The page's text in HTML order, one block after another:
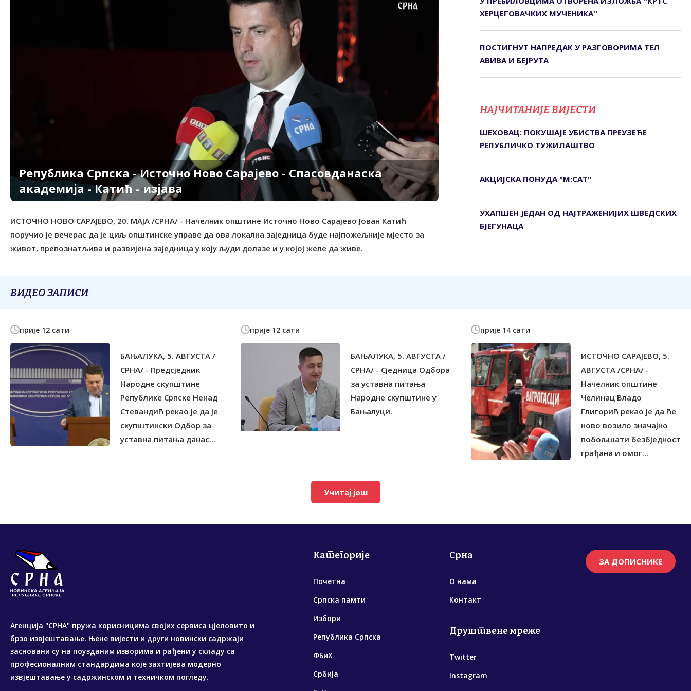
Република Српска - Источно Ново Сарајево - Спасовданаска
академија - Катић - изјава
ИСТОЧНО НОВО САРАЈЕВО, 20. МАЈА /СРНА/ - Начелник општине Источно Ново Сарајево Јован Катић
поручио је вечерас да је циљ општинске управе да ова локална заједница буде најпожељније мјесто за
живот, препознатљива и развијена заједница у коју људи долазе и у којој желе да живе.
ХЕРЦЕГОВАЧКИХ МУЧЕНИКА''
ПОСТИГНУТ НАПРЕДАК У РАЗГОВОРИМА ТЕЛ
АВИВА И БЕЈРУТА
НАЈЧИТАНИЈЕ ВИЈЕСТИ
ШЕХОВАЦ: ПОКУШАЈЕ УБИСТВА ПРЕУЗЕЋЕ
РЕПУБЛИЧКО ТУЖИЛАШТВО
АКЦИЈСКА ПОНУДА "М:САТ"
УХАПШЕН ЈЕДАН ОД НАЈТРАЖЕНИЈИХ ШВЕДСКИХ
БЈЕГУНАЦА
ВИДЕО ЗАПИСИ
прије 12 сати
БАЊАЛУКА, 5. АВГУСТА /
СРНА/ - Предсједник
Народне скупштине
Републике Српске Ненад
Стевандић рекао је да је
скупштински Одбор за
уставна питања данас...
прије 12 сати
БАЊАЛУКА, 5. АВГУСТА /
СРНА/ - Сједница Одбора
за уставна питања
Народне скупштине у
Бањалуци.
прије 14 сати
ИСТОЧНО САРАЈЕВО, 5.
АВГУСТА /СРНА/ -
Начелник општине
Челинац Владо
Глигорић рекао је да ће
ново возило значајно
побољшати безбједност
грађана и омог...
Учитај још
Агенција "СРНА" пружа корисницима својих сервиса цјеловито и
брзо извјештавање. Њене вијести и други новински садржаји
засновани су на поузданим изворима и рађени у складу са
професионалним стандардима које захтијева модерно
извјештавање у садржинском и техничком погледу.
Категорије
Почетна
Српска памти
Избори
Република Српска
ФБиХ
Србија
Срна
О нама
Контакт
Друштвене мреже
Twitter
Instagram
ЗА ДОПИСНИКЕ